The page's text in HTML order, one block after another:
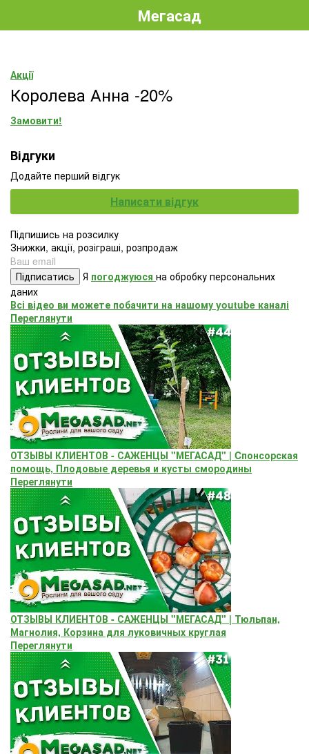
Мегасад
Акції
Королева Анна -20%
Замовити!
Відгуки
Додайте перший відгук
Написати відгук
Підпишись на розсилку
Знижки, акції, розіграші, розпродаж
Підписатись Я погоджуюся на обробку персональних
даних
Всі відео ви можете побачити на нашому youtube каналі
Переглянути
ОТЗЫВЫ КЛИЕНТОВ - САЖЕНЦЫ "МЕГАСАД" | Cпонсорская
помощь, Плодовые деревья и кусты смородины
Переглянути
ОТЗЫВЫ КЛИЕНТОВ - САЖЕНЦЫ "МЕГАСАД" | Тюльпан,
Магнолия, Корзина для луковичных круглая
Переглянути